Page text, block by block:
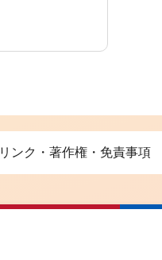
リンク・著作権・免責事項